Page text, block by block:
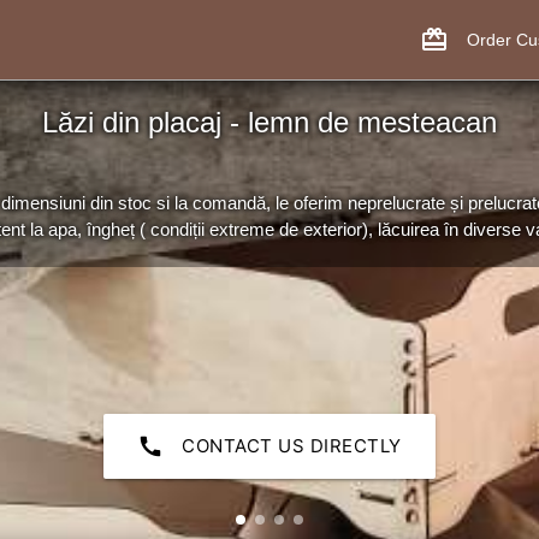
card_giftcard Order
call CONTACT US DIRECTLY
Lăzi din placaj - lemn de mesteacan
din stoc si la comandă, le oferim neprelucrate și
la apa, îngheț ( condiții extreme de exterior), lăcuirea în diverse